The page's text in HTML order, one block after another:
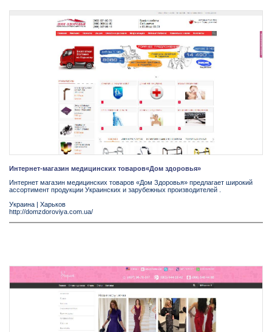
Интернет-магазин медицинских товаров«Дом здоровья»
Интернет магазин медицинских товаров «Дом Здоровья» предлагает широкий
ассортимент продукции Украинских и зарубежных производителей .
Украина
Харьков
http://domzdoroviya.com.ua/